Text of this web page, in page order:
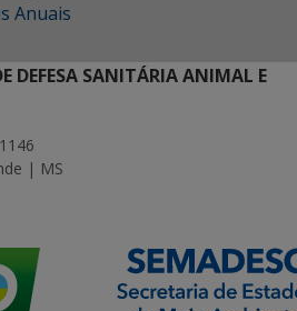
Anuais
DEFESA SANITÁRIA ANIMAL E
| MS